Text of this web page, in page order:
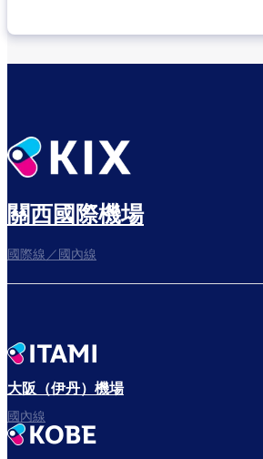
出發啦！
關西國際機場
國際線／國內線
大阪（伊丹）機場
國內線